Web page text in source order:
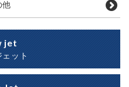
他
jet
ェット